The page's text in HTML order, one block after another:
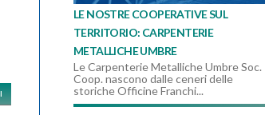
LE NOSTRE COOPERATIVE SUL
TERRITORIO: CARPENTERIE
METALLICHE UMBRE
Le Carpenterie Metalliche Umbre Soc.
Coop. nascono dalle ceneri delle
storiche Officine Franchi...